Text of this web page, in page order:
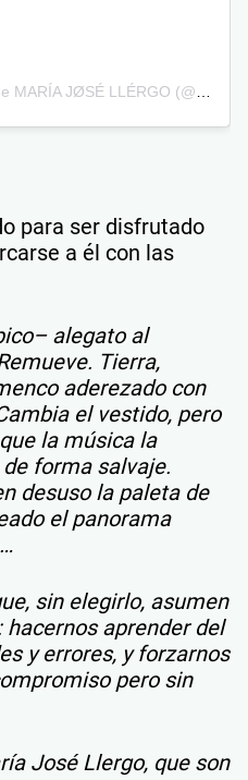
Una publicación compartida de MARÍA JØSÉ LLÉRGO (@mjllergo)
para ser disfrutado
a él con las
alegato al
Tierra,
aderezado con
el vestido, pero
la música la
forma salvaje.
desuso la paleta de
el panorama
sin elegirlo, asumen
aprender del
y errores, y forzarnos
pero sin
José Llergo, que son